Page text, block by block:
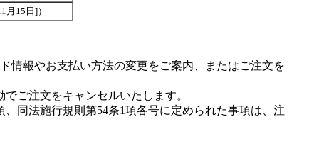
月15日]）
情報やお支払い方法の変更をご案内、またはご注文を
ご注文をキャンセルいたします。
同法施行規則第54条1項各号に定められた事項は、注